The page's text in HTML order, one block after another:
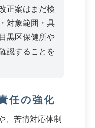
正案はまだ検
対象範囲・具
黒区保健所や
認することを
任の強化
、苦情対応体制